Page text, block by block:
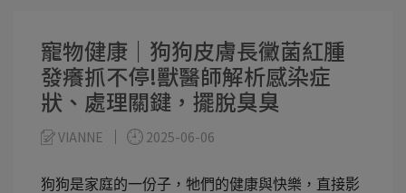
寵物健康｜狗狗皮膚長黴菌紅腫
發癢抓不停!獸醫師解析感染症
狀、處理關鍵，擺脫臭臭
VIANNE 2025-06-06
狗狗是家庭的一份子，牠們的健康與快樂，直接影